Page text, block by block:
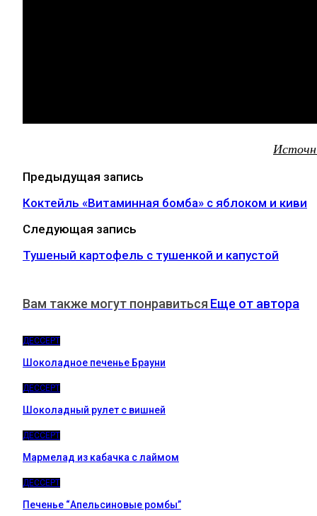
Предыдущая запись
Коктейль «Витаминная бомба» с яблоком и киви
Следующая запись
Тушеный картофель с тушенкой и капустой
Вам также могут понравиться Еще от автора
ДЕССЕРТ
Шоколадное печенье Брауни
ДЕССЕРТ
Шоколадный рулет с вишней
ДЕССЕРТ
Мармелад из кабачка с лаймом
ДЕССЕРТ
Печенье “Апельсиновые ромбы”